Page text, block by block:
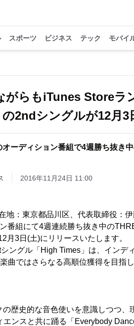
スポーツ ビジネス テック モバイ
がらもiTunes Storeラ
の2ndシングルが12月3
ーディション番組で4週勝ち抜き
2016年11月24日 11:00
地：東京都品川区、代表取締役：
番組にて4週連続勝ち抜き中の
月3日(土)にリリースいたします。
ングル「High Times」は、インデ
曲ではさらなる高順位獲得を目指し
歴史的な音色使いを意識しつつ、
エンスと共に踊る「Everybody